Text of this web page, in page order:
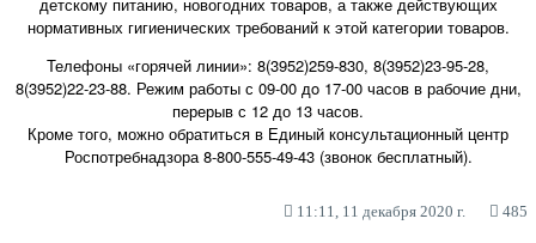
нормативных гигиенических требований к этой категории товаров.
Телефоны «горячей линии»: 8(3952)259-830, 8(3952)23-95-28,
8(3952)22-23-88. Режим работы с 09-00 дo 17-00 часов в рабочие дни,
перерыв с 12 до 13 часов.
Кроме того, можно обратиться в Единый консультационный центр
Роспотребнадзора 8-800-555-49-43 (звонок бесплатный).
11:11, 11 декабря 2020 г. 485